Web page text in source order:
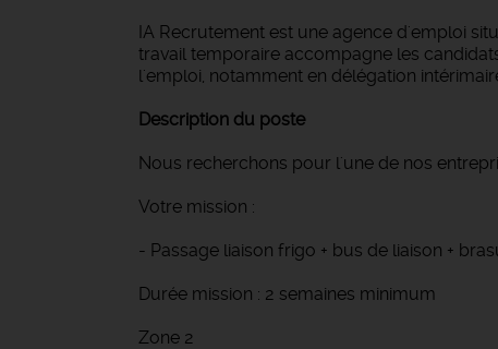
IA Recrutement est une agence d'emploi
travail temporaire accompagne les
l'emploi, notamment en délégation
Description du poste
Nous recherchons pour l'une de nos
Votre mission :
- Passage liaison frigo + bus de liaison +
Durée mission : 2 semaines minimum
Zone 2